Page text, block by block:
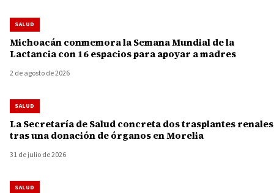
SALUD
Michoacán conmemora la Semana Mundial de la
Lactancia con 16 espacios para apoyar a madres
2 de agosto de 2026
SALUD
La Secretaría de Salud concreta dos trasplantes renales
tras una donación de órganos en Morelia
31 de julio de 2026
SALUD